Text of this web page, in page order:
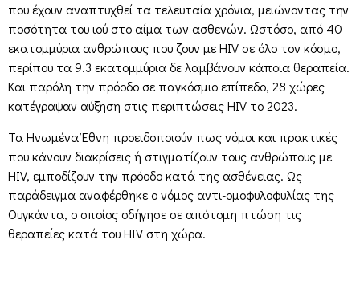
που έχουν αναπτυχθεί τα τελευταία χρόνια, μειώνοντας την
ποσότητα του ιού στο αίμα των ασθενών. Ωστόσο, από 40
εκατομμύρια ανθρώπους που ζουν με HIV σε όλο τον κόσμο,
περίπου τα 9.3 εκατομμύρια δε λαμβάνουν κάποια θεραπεία.
Και παρόλη την πρόοδο σε παγκόσμιο επίπεδο, 28 χώρες
κατέγραψαν αύξηση στις περιπτώσεις HIV το 2023.
Τα Ηνωμένα Έθνη προειδοποιούν πως νόμοι και πρακτικές
που κάνουν διακρίσεις ή στιγματίζουν τους ανθρώπους με
HIV, εμποδίζουν την πρόοδο κατά της ασθένειας. Ως
παράδειγμα αναφέρθηκε ο νόμος αντι-ομοφυλοφυλίας της
Ουγκάντα, ο οποίος οδήγησε σε απότομη πτώση τις
θεραπείες κατά του HIV στη χώρα.